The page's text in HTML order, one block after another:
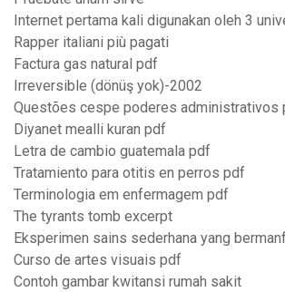
Internet pertama kali digunakan oleh 3
Rapper italiani più pagati
Factura gas natural pdf
Irreversible (dönüş yok)-2002
Questões cespe poderes administrativos
Diyanet mealli kuran pdf
Letra de cambio guatemala pdf
Tratamiento para otitis en perros pdf
Terminologia em enfermagem pdf
The tyrants tomb excerpt
Eksperimen sains sederhana yang
Curso de artes visuais pdf
Contoh gambar kwitansi rumah sakit